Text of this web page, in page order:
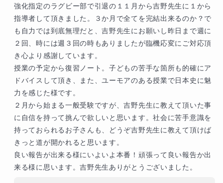
強化指定のラグビー部で引退の１１月から吉野先生に１から
指導者して頂きました。３か月で全てを完結出来るのか？で
も自力では到底無理だと、吉野先生にお願いし昨日まで週に
２回、時には週３回の時もありましたが臨機応変にご対応頂
き心より感謝しています。
授業の予定から復習ノート。子どもの苦手な箇所も的確にア
ドバイスして頂き、また、ユーモアのある授業で日本史に魅
力を感じた様です。
２月から始まる一般受験ですが、吉野先生に教えて頂いた事
に自信を持って挑んで欲しいと思います。社会に苦手意識を
持っておられるお子さんも、どうぞ吉野先生に教えて頂けば
きっと道が開かれると思います。
良い報告が出来る様にいよいよ本番！頑張って良い報告か出
来る様に思います。吉野先生ありがとうございました。